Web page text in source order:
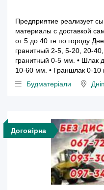
Предприятие реализует
материалы с доставкой
от 5 до 40 тн по городу
гранитный 2-5, 5-20, 20-
гранитный 0-5 мм. • Шлак
10-60 мм. • Граншлак 0-10
Будматеріали
Договірна